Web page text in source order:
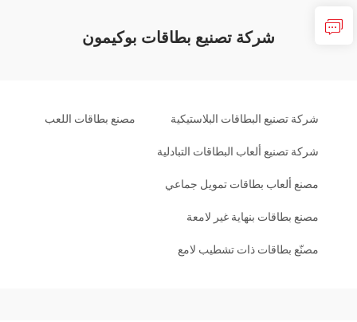
شركة تصنيع بطاقات بوكيمون
شركة تصنيع البطاقات البلاستيكية مصنع بطاقات اللعب
شركة تصنيع ألعاب البطاقات التبادلية
مصنع ألعاب بطاقات تمويل جماعي
مصنع بطاقات بنهاية غير لامعة
مصنّع بطاقات ذات تشطيب لامع